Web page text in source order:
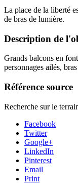
La place de la liberté
de bras de lumière.
Description de
Grands balcons en
personnages ailés,
Référence source
Recherche sur le
Facebook
Twitter
Google+
LinkedIn
Pinterest
Email
Print